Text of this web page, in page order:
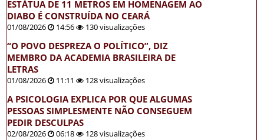
ESTÁTUA DE 11 METROS EM HOMENAGEM AO
DIABO É CONSTRUÍDA NO CEARÁ
01/08/2026 14:56 130 visualizações
“O POVO DESPREZA O POLÍTICO”, DIZ
MEMBRO DA ACADEMIA BRASILEIRA DE
LETRAS
01/08/2026 11:11 128 visualizações
A PSICOLOGIA EXPLICA POR QUE ALGUMAS
PESSOAS SIMPLESMENTE NÃO CONSEGUEM
PEDIR DESCULPAS
02/08/2026 06:18 128 visualizações